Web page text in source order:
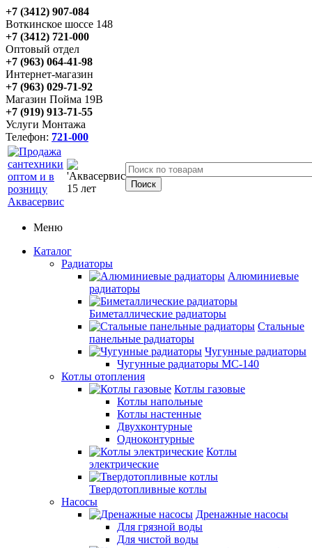
+7 (3412) 907-084
Воткинское шоссе 148
+7 (3412) 721-000
Оптовый отдел
+7 (963) 064-41-98
Интернет-магазин
+7 (963) 029-71-92
Магазин Пойма 19В
+7 (919) 913-71-55
Услуги Монтажа
Телефон: 721-000
Меню
Каталог
Радиаторы
Алюминиевые
радиаторы
Биметаллические радиаторы
Стальные
панельные радиаторы
Чугунные радиаторы
Чугунные радиаторы МС-140
Котлы отопления
Котлы газовые
Котлы напольные
Котлы настенные
Двухконтурные
Одноконтурные
Котлы
электрические
Твердотопливные котлы
Насосы
Дренажные насосы
Для грязной воды
Для чистой воды